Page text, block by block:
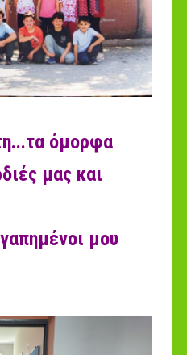
όμορφα
μας και
μου